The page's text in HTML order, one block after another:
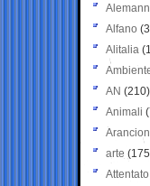
Alfano
Alitalia
AN (210)
Animali
arte
Attentato